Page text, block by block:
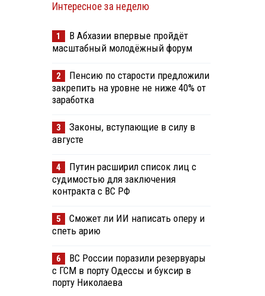
Интересное за неделю
1
В Абхазии впервые пройдёт
масштабный молодёжный форум
2
Пенсию по старости предложили
закрепить на уровне не ниже 40% от
заработка
3
Законы, вступающие в силу в
августе
4
Путин расширил список лиц с
судимостью для заключения
контракта с ВС РФ
5
Сможет ли ИИ написать оперу и
спеть арию
6
ВС России поразили резервуары
с ГСМ в порту Одессы и буксир в
порту Николаева